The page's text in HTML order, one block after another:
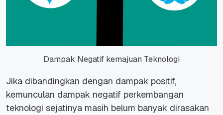
Dampak Negatif kemajuan Teknologi
Jika dibandingkan dengan dampak positif,
kemunculan dampak negatif perkembangan
teknologi sejatinya masih belum banyak dirasakan